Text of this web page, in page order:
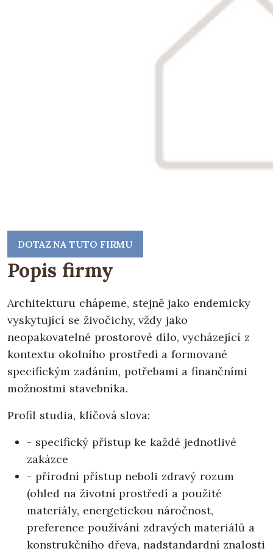
DOTAZ NA TUTO FIRMU
Popis firmy
Architekturu chápeme, stejně jako endemicky
vyskytující se živočichy, vždy jako
neopakovatelné prostorové dílo, vycházející z
kontextu okolního prostředí a formované
specifickým zadáním, potřebami a finančními
možnostmi stavebníka.
Profil studia, klíčová slova:
- specifický přístup ke každé jednotlivé
zakázce
- přírodní přístup neboli zdravý rozum
(ohled na životní prostředí a použité
materiály, energetickou náročnost,
preference používání zdravých materiálů a
konstrukčního dřeva, nadstandardní znalosti